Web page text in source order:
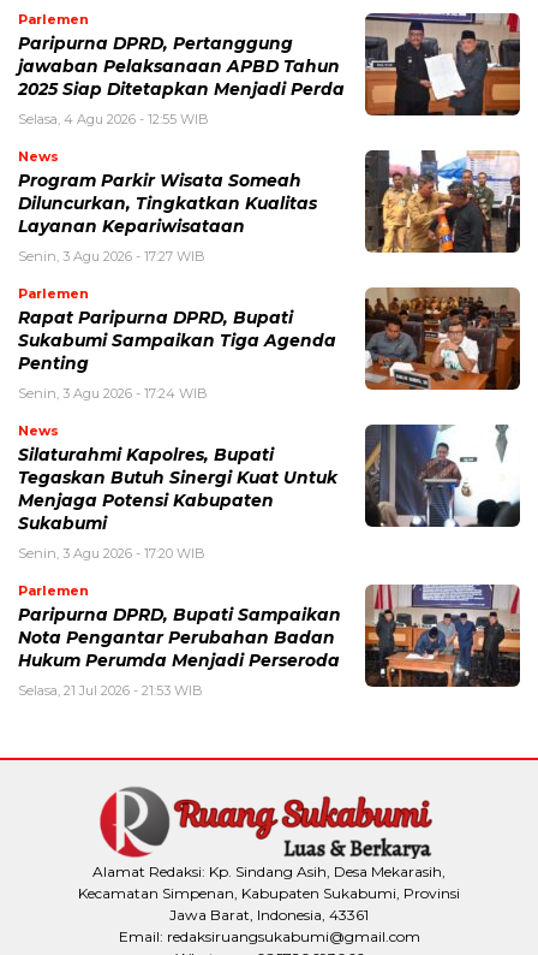
Parlemen
Paripurna DPRD, Pertanggung
jawaban Pelaksanaan APBD Tahun
2025 Siap Ditetapkan Menjadi Perda
Selasa, 4 Agu 2026 - 12:55 WIB
News
Program Parkir Wisata Someah
Diluncurkan, Tingkatkan Kualitas
Layanan Kepariwisataan
Senin, 3 Agu 2026 - 17:27 WIB
Parlemen
Rapat Paripurna DPRD, Bupati
Sukabumi Sampaikan Tiga Agenda
Penting
Senin, 3 Agu 2026 - 17:24 WIB
News
Silaturahmi Kapolres, Bupati
Tegaskan Butuh Sinergi Kuat Untuk
Menjaga Potensi Kabupaten
Sukabumi
Senin, 3 Agu 2026 - 17:20 WIB
Parlemen
Paripurna DPRD, Bupati Sampaikan
Nota Pengantar Perubahan Badan
Hukum Perumda Menjadi Perseroda
Selasa, 21 Jul 2026 - 21:53 WIB
Alamat Redaksi: Kp. Sindang Asih, Desa Mekarasih,
Kecamatan Simpenan, Kabupaten Sukabumi, Provinsi
Jawa Barat, Indonesia, 43361
Email: redaksiruangsukabumi@gmail.com